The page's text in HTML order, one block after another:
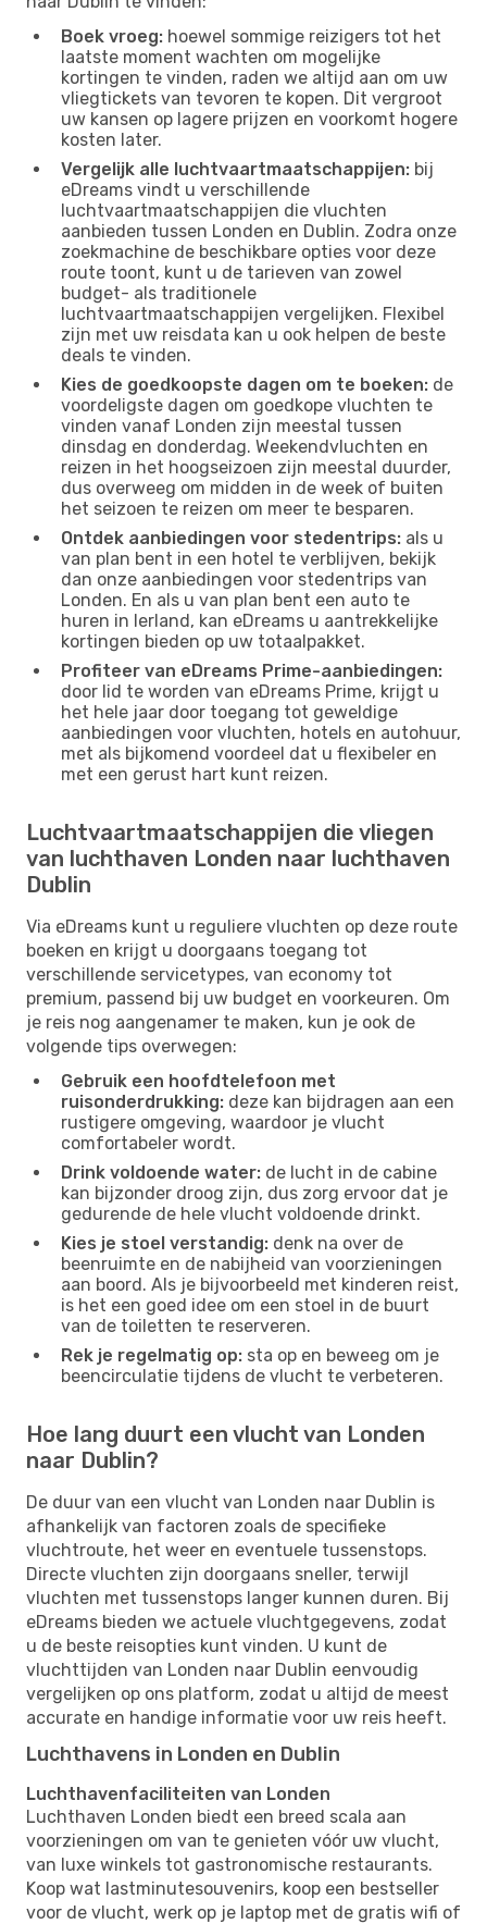
Boek vroeg: hoewel sommige reizigers tot het
laatste moment wachten om mogelijke
kortingen te vinden, raden we altijd aan om uw
vliegtickets van tevoren te kopen. Dit vergroot
uw kansen op lagere prijzen en voorkomt hogere
kosten later.
Vergelijk alle luchtvaartmaatschappijen: bij
eDreams vindt u verschillende
luchtvaartmaatschappijen die vluchten
aanbieden tussen Londen en Dublin. Zodra onze
zoekmachine de beschikbare opties voor deze
route toont, kunt u de tarieven van zowel
budget- als traditionele
luchtvaartmaatschappijen vergelijken. Flexibel
zijn met uw reisdata kan u ook helpen de beste
deals te vinden.
Kies de goedkoopste dagen om te boeken: de
voordeligste dagen om goedkope vluchten te
vinden vanaf Londen zijn meestal tussen
dinsdag en donderdag. Weekendvluchten en
reizen in het hoogseizoen zijn meestal duurder,
dus overweeg om midden in de week of buiten
het seizoen te reizen om meer te besparen.
Ontdek aanbiedingen voor stedentrips: als u
van plan bent in een hotel te verblijven, bekijk
dan onze aanbiedingen voor stedentrips van
Londen. En als u van plan bent een auto te
huren in Ierland, kan eDreams u aantrekkelijke
kortingen bieden op uw totaalpakket.
Profiteer van eDreams Prime-aanbiedingen:
door lid te worden van eDreams Prime, krijgt u
het hele jaar door toegang tot geweldige
aanbiedingen voor vluchten, hotels en autohuur,
met als bijkomend voordeel dat u flexibeler en
met een gerust hart kunt reizen.
Luchtvaartmaatschappijen die vliegen
van luchthaven Londen naar luchthaven
Dublin
Via eDreams kunt u reguliere vluchten op deze route
boeken en krijgt u doorgaans toegang tot
verschillende servicetypes, van economy tot
premium, passend bij uw budget en voorkeuren. Om
je reis nog aangenamer te maken, kun je ook de
volgende tips overwegen:
Gebruik een hoofdtelefoon met
ruisonderdrukking: deze kan bijdragen aan een
rustigere omgeving, waardoor je vlucht
comfortabeler wordt.
Drink voldoende water: de lucht in de cabine
kan bijzonder droog zijn, dus zorg ervoor dat je
gedurende de hele vlucht voldoende drinkt.
Kies je stoel verstandig: denk na over de
beenruimte en de nabijheid van voorzieningen
aan boord. Als je bijvoorbeeld met kinderen reist,
is het een goed idee om een ​​stoel in de buurt
van de toiletten te reserveren.
Rek je regelmatig op: sta op en beweeg om je
beencirculatie tijdens de vlucht te verbeteren.
Hoe lang duurt een vlucht van Londen
naar Dublin?
De duur van een vlucht van Londen naar Dublin is
afhankelijk van factoren zoals de specifieke
vluchtroute, het weer en eventuele tussenstops.
Directe vluchten zijn doorgaans sneller, terwijl
vluchten met tussenstops langer kunnen duren. Bij
eDreams bieden we actuele vluchtgegevens, zodat
u de beste reisopties kunt vinden. U kunt de
vluchttijden van Londen naar Dublin eenvoudig
vergelijken op ons platform, zodat u altijd de meest
accurate en handige informatie voor uw reis heeft.
Luchthavens in Londen en Dublin
Luchthavenfaciliteiten van Londen
Luchthaven Londen biedt een breed scala aan
voorzieningen om van te genieten vóór uw vlucht,
van luxe winkels tot gastronomische restaurants.
Koop wat lastminutesouvenirs, koop een bestseller
voor de vlucht, werk op je laptop met de gratis wifi of